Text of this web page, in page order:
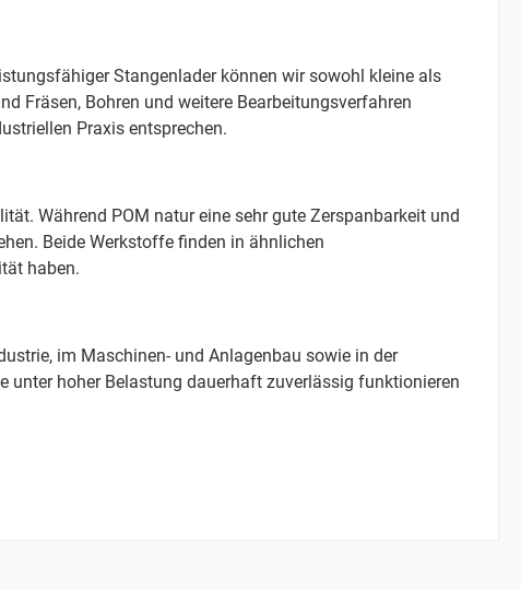
Stangenlader können wir sowohl kleine als
Fräsen, Bohren und weitere Bearbeitungsverfahren
Praxis entsprechen.
Während POM natur eine sehr gute Zerspanbarkeit und
Beide Werkstoffe finden in ähnlichen
haben.
im Maschinen- und Anlagenbau sowie in der
unter hoher Belastung dauerhaft zuverlässig funktionieren